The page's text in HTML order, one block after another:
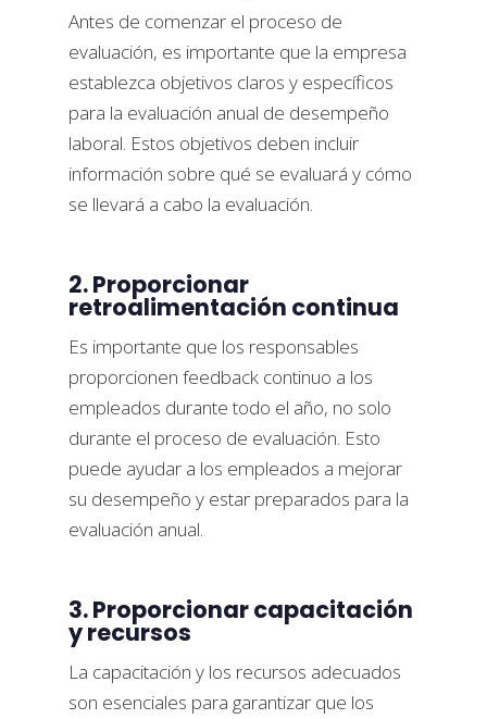
Antes de comenzar el proceso de
evaluación, es importante que la empresa
establezca objetivos claros y específicos
para la evaluación anual de desempeño
laboral. Estos objetivos deben incluir
información sobre qué se evaluará y cómo
se llevará a cabo la evaluación.
2. Proporcionar
retroalimentación continua
Es importante que los responsables
proporcionen feedback continuo a los
empleados durante todo el año, no solo
durante el proceso de evaluación. Esto
puede ayudar a los empleados a mejorar
su desempeño y estar preparados para la
evaluación anual.
3. Proporcionar capacitación
y recursos
La capacitación y los recursos adecuados
son esenciales para garantizar que los